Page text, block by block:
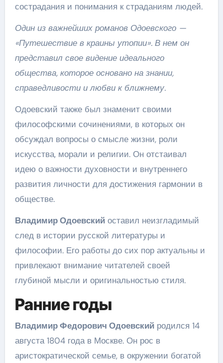
сострадания и понимания к страданиям людей.
Один из важнейших романов Одоевского —
«Путешествие в краины утопии». В нем он
представил свое видение идеального
общества, которое основано на знании,
справедливости и любви к ближнему.
Одоевский также был знаменит своими
философскими сочинениями, в которых он
обсуждал вопросы о смысле жизни, роли
искусства, морали и религии. Он отстаивал
идею о важности духовности и внутреннего
развития личности для достижения гармонии в
обществе.
Владимир Одоевскийоставил неизгладимый
след в истории русской литературы и
философии. Его работы до сих пор актуальны и
привлекают внимание читателей своей
глубиной мысли и оригинальностью стиля.
Ранние годы
Владимир Федорович Одоевскийродился 14
августа 1804 года в Москве. Он рос в
аристократической семье, в окружении богатой